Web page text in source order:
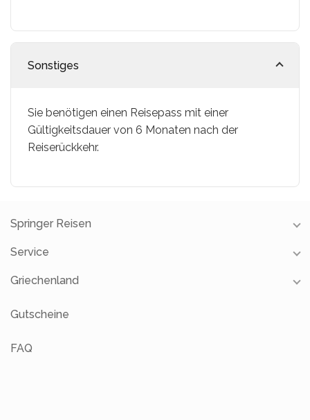
Sonstiges
Sie benötigen einen Reisepass mit einer
Gültigkeitsdauer von 6 Monaten nach der
Reiserückkehr.
Springer Reisen
Unsere Reisebüros
Unsere Partner
Jobs
Service
Reiseschutz
Gruppenreisen
Griechenland
Restauranttipps
Gutscheine
FAQ